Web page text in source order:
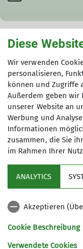
Details
Termindetails
Mo. 10.11.2025
Sektion
Aktuelles
Diese
Wir verwenden
personalisieren,
können und Zugriffe
Außerdem geben
unserer Website an
Werbung und
Informationen
zusammen, die Sie
im Rahmen Ihrer
ANALYTICS
Akzeptieren
Cookie Beschreibung
Verwendete Cookies